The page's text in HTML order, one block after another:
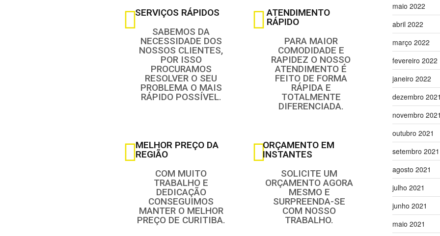
SERVIÇOS RÁPIDOS
SABEMOS DA
NECESSIDADE DOS
NOSSOS CLIENTES,
POR ISSO
PROCURAMOS
RESOLVER O SEU
PROBLEMA O MAIS
RÁPIDO POSSÍVEL.
ATENDIMENTO
RÁPIDO
PARA MAIOR
COMODIDADE E
RAPIDEZ O NOSSO
ATENDIMENTO É
FEITO DE FORMA
RÁPIDA E
TOTALMENTE
DIFERENCIADA.
MELHOR PREÇO DA
REGIÃO
COM MUITO
TRABALHO E
DEDICAÇÃO
CONSEGUIMOS
MANTER O MELHOR
PREÇO DE CURITIBA.
ORÇAMENTO EM
INSTANTES
SOLICITE UM
ORÇAMENTO AGORA
MESMO E
SURPREENDA-SE
COM NOSSO
TRABALHO.
maio 2022
abril 2022
março 2022
fevereiro 2022
janeiro 2022
dezembro
novembro
outubro 2021
setembro 2021
agosto 2021
julho 2021
junho 2021
maio 2021